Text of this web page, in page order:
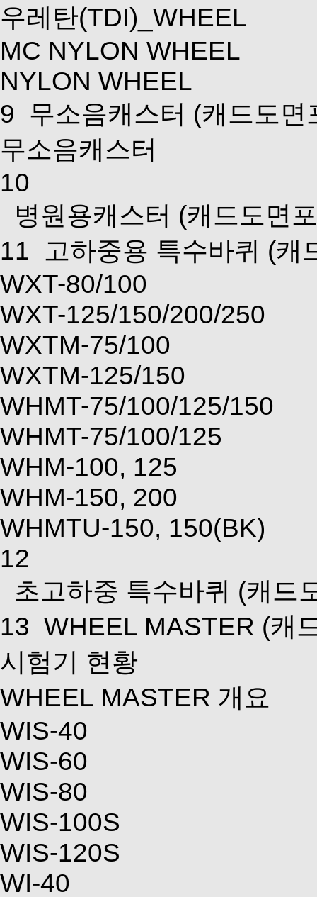
우레탄(TDI)_WHEEL
MC NYLON WHEEL
NYLON WHEEL
9 무소음캐스터 (캐드도면
무소음캐스터
10
병원용캐스터 (캐드도면
11
고하중용 특수바퀴 (캐
WXT-80/100
WXT-125/150/200/250
WXTM-75/100
WXTM-125/150
WHMT-75/100/125/150
WHMT-75/100/125
WHM-100, 125
WHM-150, 200
WHMTU-150, 150(BK)
12
초고하중 특수바퀴 (캐드
13 WHEEL MASTER (캐
시험기 현황
WHEEL MASTER 개요
WIS-40
WIS-60
WIS-80
WIS-100S
WIS-120S
WI-40